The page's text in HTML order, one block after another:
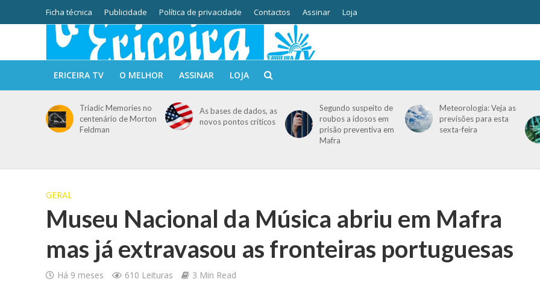
Ficha técnica Publicidade Política de privacidade Contactos Assinar Loja
ERICEIRA TV O MELHOR ASSINAR LOJA
Triadic Memories no
centenário de Morton
Feldman
As bases de dados, as
novos pontos críticos
Segundo suspeito de
roubos a idosos em
prisão preventiva em
Mafra
Meteorologia: Veja as
previsões para esta
sexta-feira
GERAL
Museu Nacional da Música abriu em Mafra
mas já extravasou as fronteiras portuguesas
Há 9 meses 610 Leituras 3 Min Read